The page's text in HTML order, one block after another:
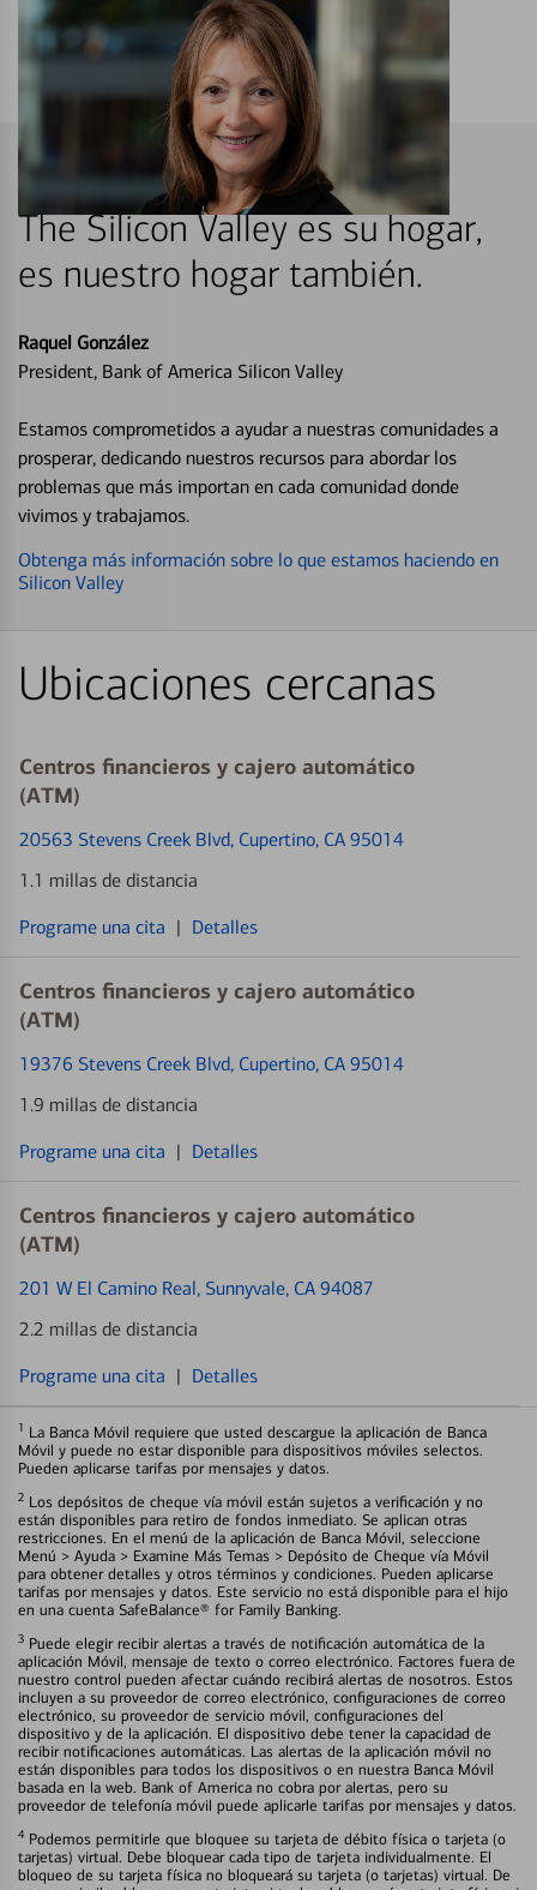
The Silicon Valley es su hogar,
es nuestro hogar también.
Raquel González
President, Bank of America Silicon Valley
Estamos comprometidos a ayudar a nuestras comunidades a
prosperar, dedicando nuestros recursos para abordar los
problemas que más importan en cada comunidad donde
vivimos y trabajamos.
Obtenga más información sobre lo que estamos haciendo en
Silicon Valley
Ubicaciones cercanas
Centros financieros y cajero automático
(ATM)
20563 Stevens Creek Blvd, Cupertino, CA 95014
1.1 millas de distancia
Programe una cita | Detalles
Centros financieros y cajero automático
(ATM)
19376 Stevens Creek Blvd, Cupertino, CA 95014
1.9 millas de distancia
Programe una cita | Detalles
Centros financieros y cajero automático
(ATM)
201 W El Camino Real, Sunnyvale, CA 94087
2.2 millas de distancia
Programe una cita | Detalles
1 La Banca Móvil requiere que usted descargue la aplicación de Banca
Móvil y puede no estar disponible para dispositivos móviles selectos.
Pueden aplicarse tarifas por mensajes y datos.
2 Los depósitos de cheque vía móvil están sujetos a verificación y no
están disponibles para retiro de fondos inmediato. Se aplican otras
restricciones. En el menú de la aplicación de Banca Móvil, seleccione
Menú > Ayuda > Examine Más Temas > Depósito de Cheque vía Móvil
para obtener detalles y otros términos y condiciones. Pueden aplicarse
tarifas por mensajes y datos. Este servicio no está disponible para el hijo
en una cuenta SafeBalance® for Family Banking.
3 Puede elegir recibir alertas a través de notificación automática de la
aplicación Móvil, mensaje de texto o correo electrónico. Factores fuera de
nuestro control pueden afectar cuándo recibirá alertas de nosotros. Estos
incluyen a su proveedor de correo electrónico, configuraciones de correo
electrónico, su proveedor de servicio móvil, configuraciones del
dispositivo y de la aplicación. El dispositivo debe tener la capacidad de
recibir notificaciones automáticas. Las alertas de la aplicación móvil no
están disponibles para todos los dispositivos o en nuestra Banca Móvil
basada en la web. Bank of America no cobra por alertas, pero su
proveedor de telefonía móvil puede aplicarle tarifas por mensajes y datos.
4 Podemos permitirle que bloquee su tarjeta de débito física o tarjeta (o
tarjetas) virtual. Debe bloquear cada tipo de tarjeta individualmente. El
bloqueo de su tarjeta física no bloqueará su tarjeta (o tarjetas) virtual. De